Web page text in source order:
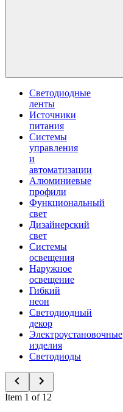
Светодиодные
ленты
Источники
питания
Системы
управления
и
автоматизации
Алюминиевые
профили
Функциональный
свет
Дизайнерский
свет
Системы
освещения
Наружное
освещение
Гибкий
неон
Светодиодный
декор
Электроустановочные
изделия
Светодиоды
Item 1 of 12